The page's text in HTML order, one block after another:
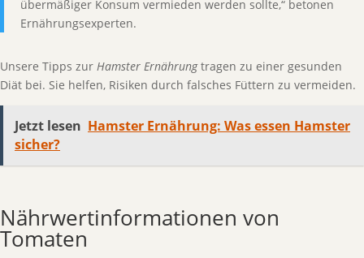
übermäßiger Konsum vermieden werden sollte,“ betonen
Ernährungsexperten.
Unsere Tipps zur Hamster Ernährungtragen zu einer gesunden
Diät bei. Sie helfen, Risiken durch falsches Füttern zu vermeiden.
Jetzt lesen Hamster Ernährung: Was essen Hamster
sicher?
Nährwertinformationen von
Tomaten